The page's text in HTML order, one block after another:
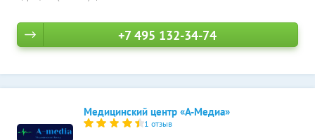
+7 495 132-34-74
Медицинский центр «А-Медиа»
1 отзыв